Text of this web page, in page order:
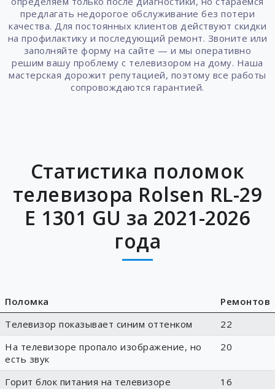
предлагать недорогое обслуживание без потери
качества. Для постоянных клиентов действуют скидки
на профилактику и последующий ремонт. Звоните или
заполняйте форму на сайте — и мы оперативно
решим вашу проблему с телевизором на дому. Наша
мастерская дорожит репутацией, поэтому все работы
сопровождаются гарантией.
Статистика поломок
телевизора Rolsen RL-29
E 1301 GU за 2021-2026
года
Поломка
Ремонтов
Телевизор показывает синим оттенком
22
На телевизоре пропало изображение, но
есть звук
20
Горит блок питания на телевизоре
16